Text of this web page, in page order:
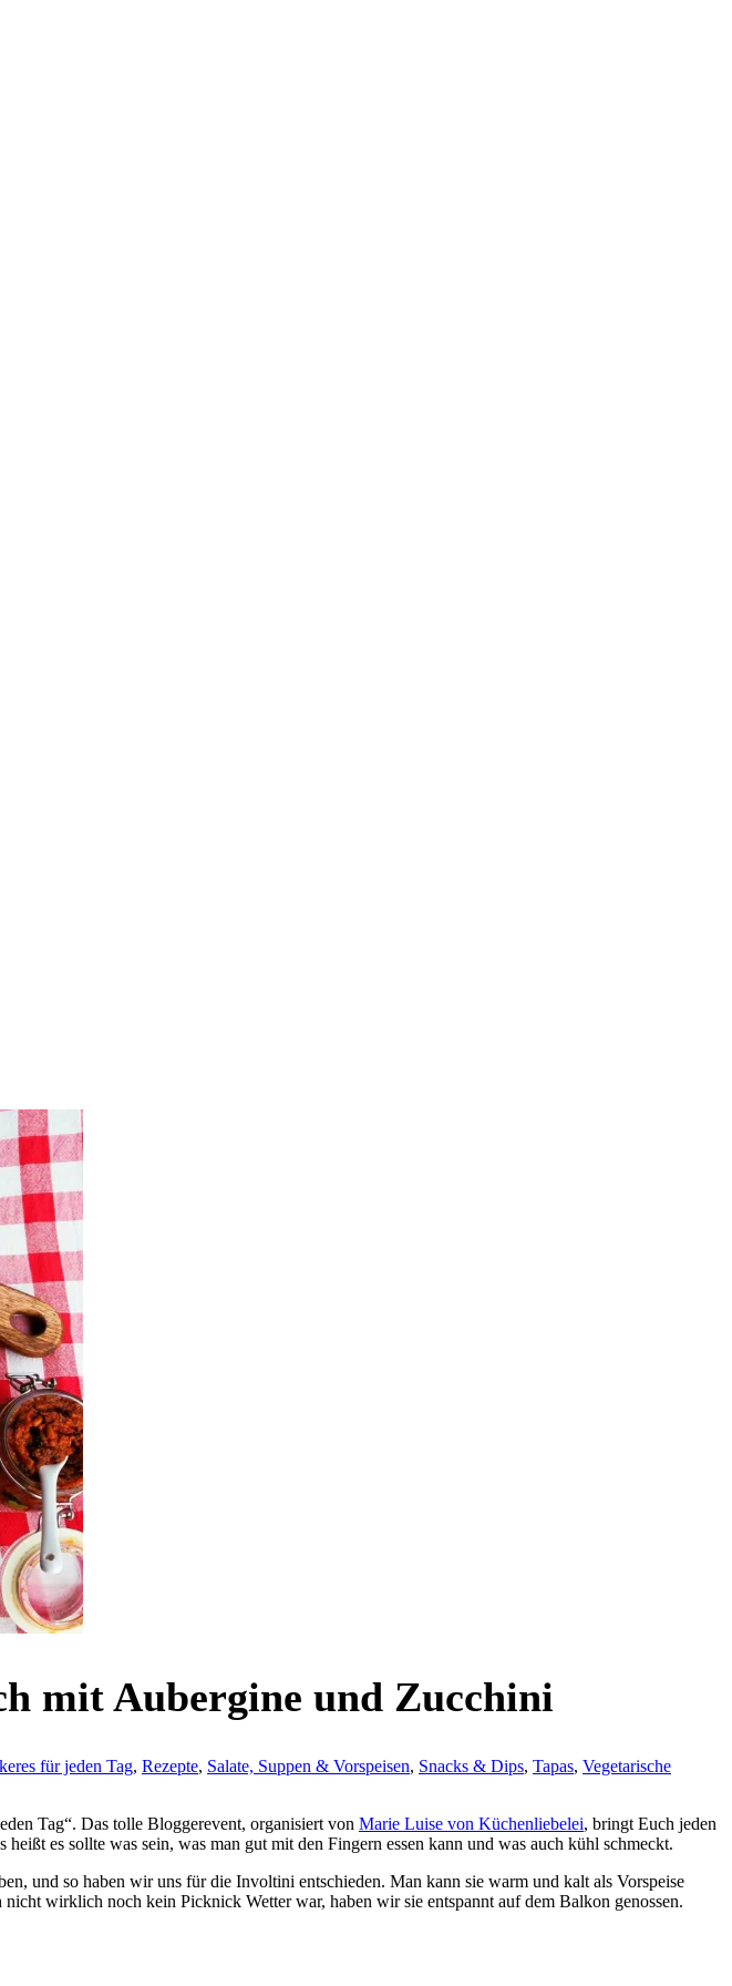
mit Aubergine und Zucchini
für jeden Tag, Rezepte, Salate, Suppen & Vorspeisen, Snacks & Dips, Tapas, Vegetarische
Tag“. Das tolle Bloggerevent, organisiert von Marie Luise von Küchenliebelei, bringt Euch jeden
es sollte was sein, was man gut mit den Fingern essen kann und was auch kühl schmeckt.
und so haben wir uns für die Involtini entschieden. Man kann sie warm und kalt als Vorspeise
wirklich noch kein Picknick Wetter war, haben wir sie entspannt auf dem Balkon genossen.